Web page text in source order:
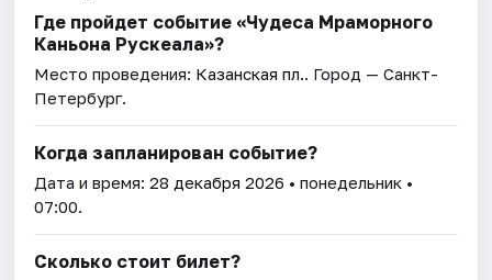
Где пройдет событие «Чудеса Мраморного
Каньона Рускеала»?
Место проведения: Казанская пл.. Город — Санкт-
Петербург.
Когда запланирован событие?
Дата и время:28 декабря 2026 • понедельник •
07:00.
Сколько стоит билет?